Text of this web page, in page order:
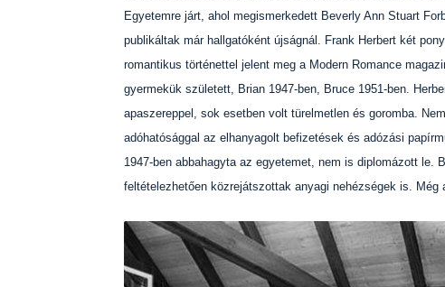
Egyetemre járt, ahol megismerkedett Beverly Ann Stuart
publikáltak már hallgatóként újságnál. Frank Herbert két
romantikus történettel jelent meg a Modern Romance
gyermekük született, Brian 1947-ben, Bruce 1951-ben.
apaszereppel, sok esetben volt türelmetlen és goromba.
adóhatósággal az elhanyagolt befizetések és adózási
1947-ben abbahagyta az egyetemet, nem is diplomázott
feltételezhetően közrejátszottak anyagi nehézségek is.